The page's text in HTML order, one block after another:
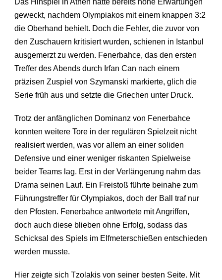
Das Hinspiel in Athen hatte bereits hohe Erwartungen
geweckt, nachdem Olympiakos mit einem knappen 3:2
die Oberhand behielt. Doch die Fehler, die zuvor von
den Zuschauern kritisiert wurden, schienen in Istanbul
ausgemerzt zu werden. Fenerbahce, das den ersten
Treffer des Abends durch Irfan Can nach einem
präzisen Zuspiel von Szymanski markierte, glich die
Serie früh aus und setzte die Griechen unter Druck.
Trotz der anfänglichen Dominanz von Fenerbahce
konnten weitere Tore in der regulären Spielzeit nicht
realisiert werden, was vor allem an einer soliden
Defensive und einer weniger riskanten Spielweise
beider Teams lag. Erst in der Verlängerung nahm das
Drama seinen Lauf. Ein Freistoß führte beinahe zum
Führungstreffer für Olympiakos, doch der Ball traf nur
den Pfosten. Fenerbahce antwortete mit Angriffen,
doch auch diese blieben ohne Erfolg, sodass das
Schicksal des Spiels im Elfmeterschießen entschieden
werden musste.
Hier zeigte sich Tzolakis von seiner besten Seite. Mit